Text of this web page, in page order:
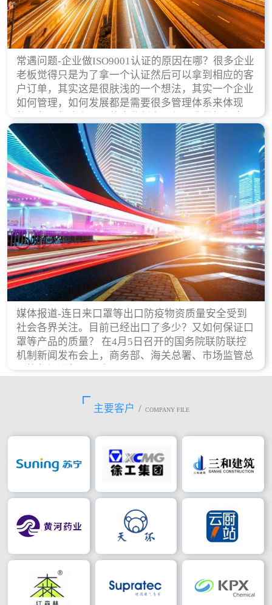
常遇问题-企业做ISO9001认证的原因在哪？很多企业
老板觉得只是为了拿一个认证然后可以拿到相应的客
户订单，其实这是很肤浅的一个想法，其实一个企业
如何管理，如何发展都是需要很多管理体系来体现
的，每天都会有不同的企业创立，但是我们如何去证
实一个企业的合法，有质量保证了？这就是ISO9001
认证体现价值的时候，那么键锋小编就来细说下企业
做ISO9001认证的根本原因。
媒体报道-连日来口罩等出口防疫物资质量安全受到
社会各界关注。目前已经出口了多少？又如何保证口
罩等产品的质量？ 在4月5日召开的国务院联防联控
机制新闻发布会上，商务部、海关总署、市场监管总
局等部门进行了回应。
主要客户 / COMPANY FILE